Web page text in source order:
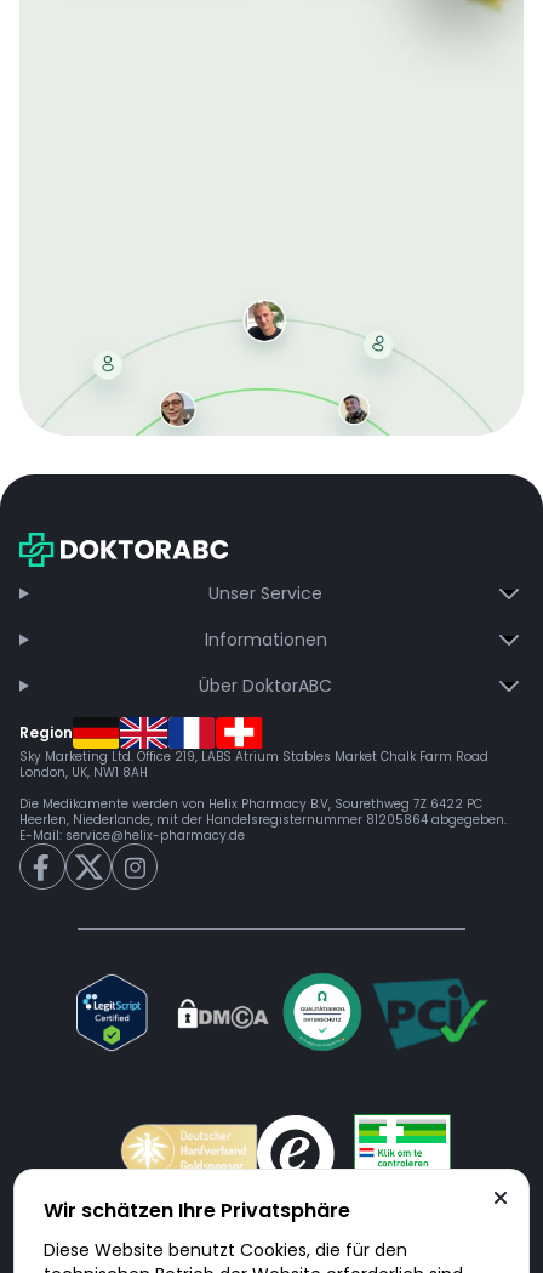
bei jeder Bestellung, erhalten schnelle Lieferung und
Unser Service
Informationen
Über DoktorABC
Region
Sky Marketing Ltd. Office 219, LABS Atrium Stables Market Chalk Farm Road
London, UK, NW1 8AH
Die Medikamente werden von Helix Pharmacy B.V, Sourethweg 7Z 6422 PC
Heerlen, Niederlande, mit der Handelsregisternummer 81205864 abgegeben.
E-Mail: service@helix-pharmacy.de
Doktorabc.com ist eine Vermittlungsplattform. Doktorabc ist ausdrücklich
Wir schätzen Ihre Privatsphäre
Diese Website benutzt Cookies, die für den